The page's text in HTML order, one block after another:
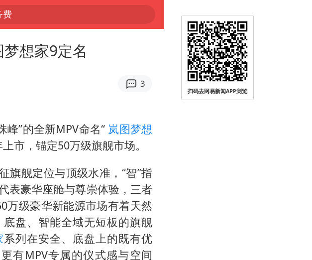
费
值蒸发
“新”而行
拒
想家9定名
3
峰”的全新MPV命名“ 岚图梦想
市，锚定50万级旗舰市场。
旗舰定位与顶级水准，“智”指
表豪华座舱与尊崇体验，三者
万级豪华新能源市场有着天然
底盘、智能全域无短板的旗舰
系列在安全、底盘上的既有优
有MPV专属的仪式感与空间
扫码去网易新闻APP浏览